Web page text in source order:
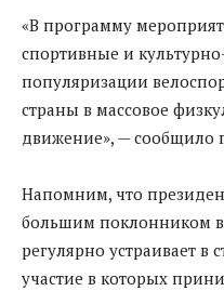
«В программу
спортивные и
популяризации
страны в массовое
движение», — сообщило
Напомним, что
большим поклонником
регулярно устраивает в
участие в которых